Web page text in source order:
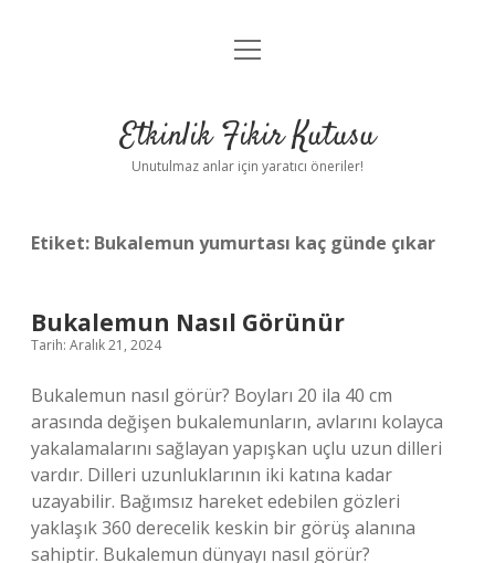
Anasayfa
Yasal Uyarı
menüyü
Etkinlik Fikir Kutusu
Unutulmaz anlar için yaratıcı öneriler!
Etiket: Bukalemun yumurtası kaç günde çıkar
Bukalemun Nasıl Görünür
Tarih: Aralık 21, 2024
Bukalemun nasıl görür? Boyları 20 ila 40 cm
arasında değişen bukalemunların, avlarını kolayca
yakalamalarını sağlayan yapışkan uçlu uzun dilleri
vardır. Dilleri uzunluklarının iki katına kadar
uzayabilir. Bağımsız hareket edebilen gözleri
yaklaşık 360 derecelik keskin bir görüş alanına
sahiptir. Bukalemun dünyayı nasıl görür?